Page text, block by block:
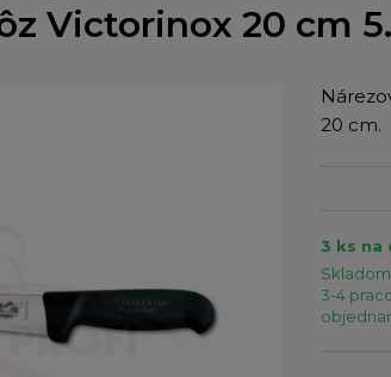
Victorinox 20 cm
20 cm.
3 ks na
3-4